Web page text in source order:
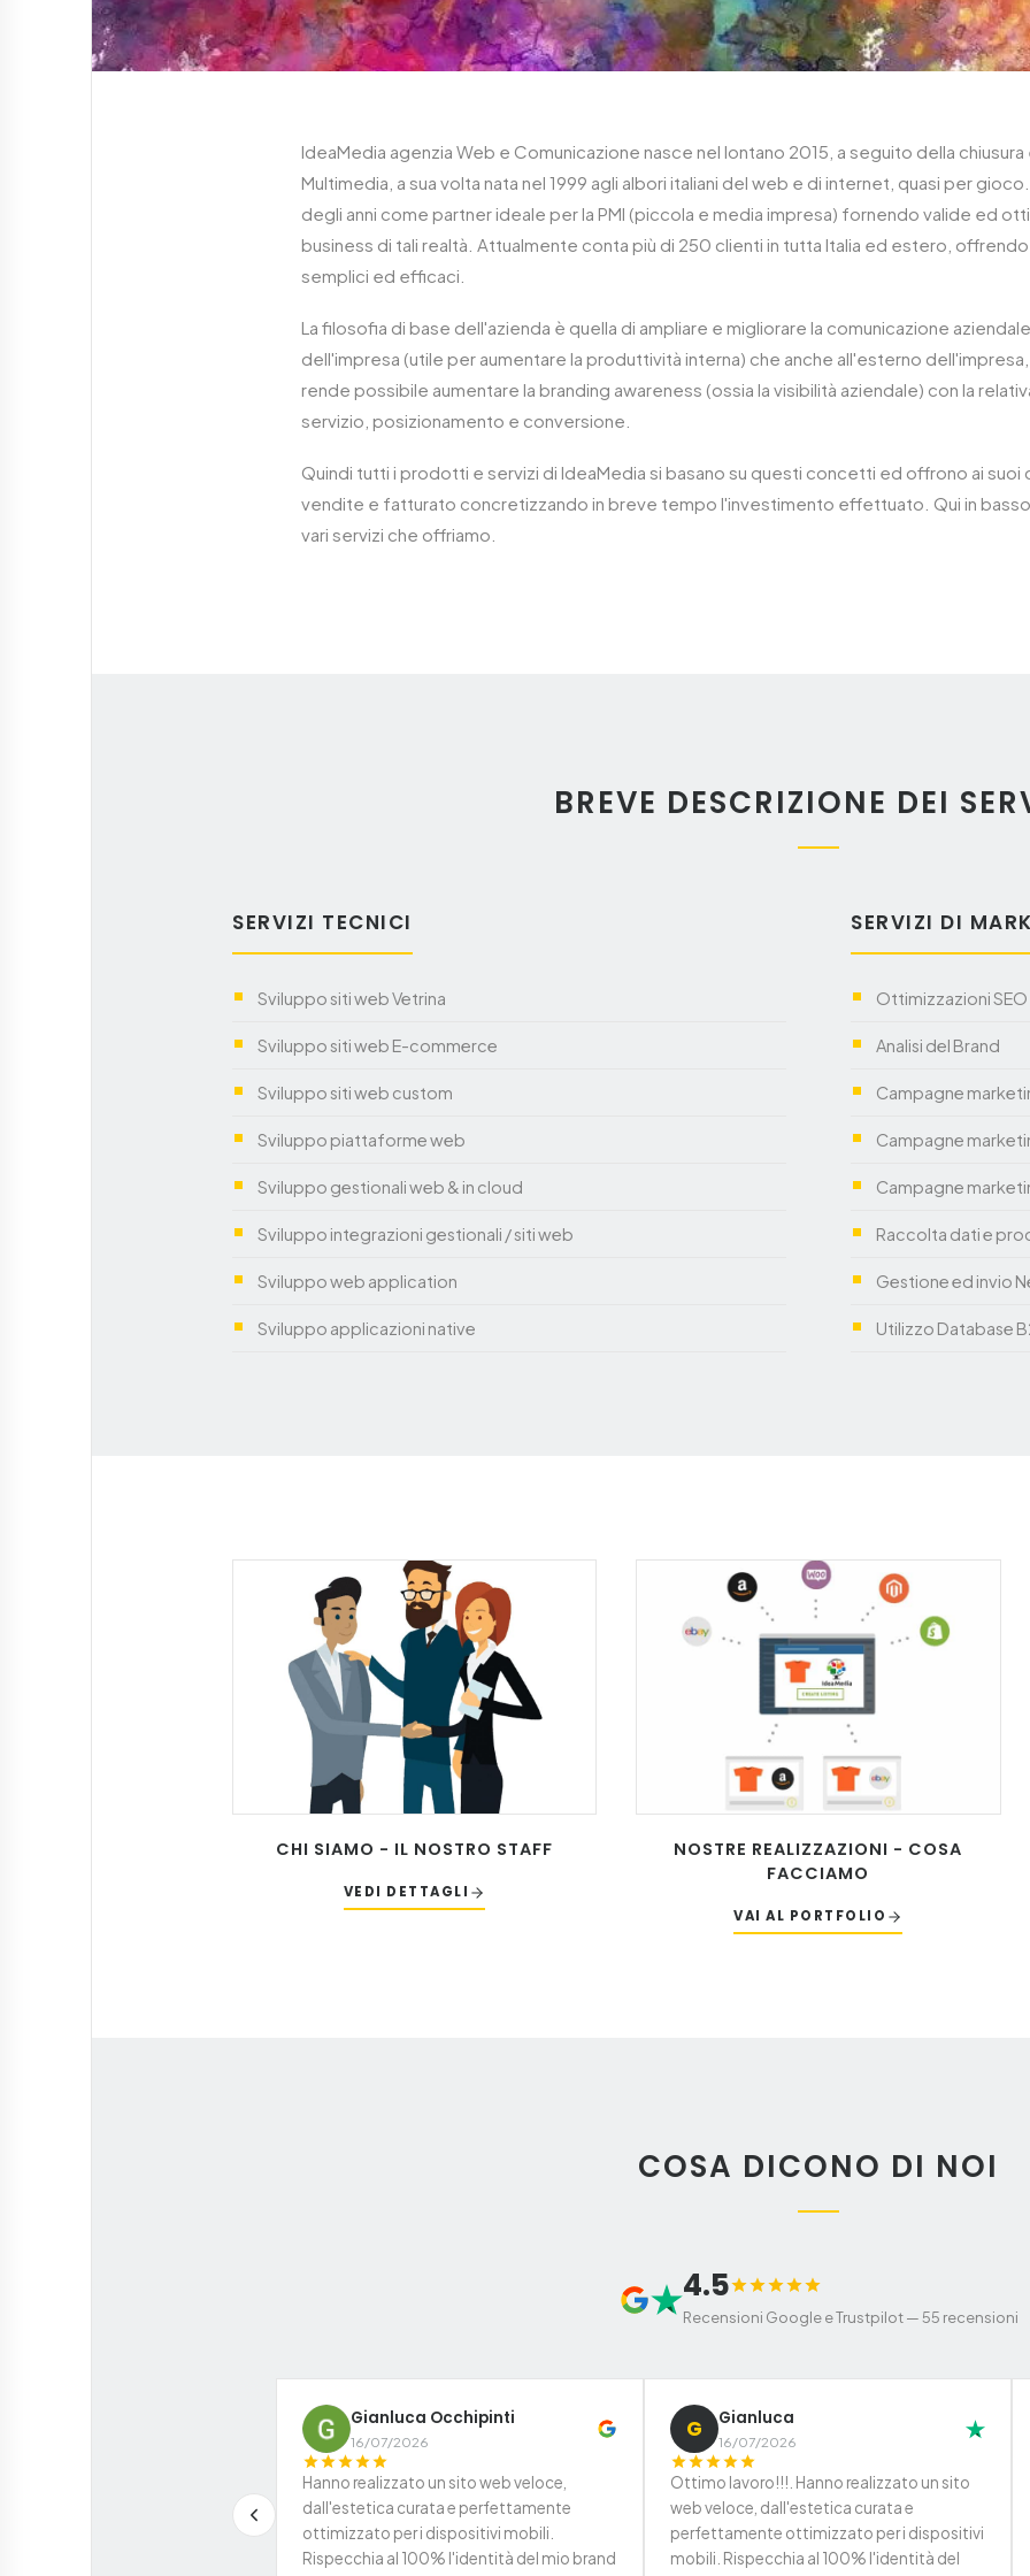
IdeaMedia agenzia Web e Comunicazione nasce nel lontano 2015, a seguito della
Multimedia, a sua volta nata nel 1999 agli albori italiani del web e di internet, quasi per
degli anni come partner ideale per la PMI (piccola e media impresa) fornendo valide ed
business di tali realtà. Attualmente conta più di 250 clienti in tutta Italia ed estero,
semplici ed efficaci.
La filosofia di base dell'azienda è quella di ampliare e migliorare la comunicazione
dell'impresa (utile per aumentare la produttività interna) che anche all'esterno
rende possibile aumentare la branding awareness (ossia la visibilità aziendale) con la
servizio, posizionamento e conversione.
Quindi tutti i prodotti e servizi di IdeaMedia si basano su questi concetti ed offrono ai suoi
vendite e fatturato concretizzando in breve tempo l'investimento effettuato. Qui in
vari servizi che offriamo.
BREVE DESCRIZIONE DEI
SERVIZI TECNICI
Sviluppo siti web Vetrina
Sviluppo siti web E-commerce
Sviluppo siti web custom
Sviluppo piattaforme web
Sviluppo gestionali web & in cloud
Sviluppo integrazioni gestionali / siti web
Sviluppo web application
Sviluppo applicazioni native
SERVIZI DI
Ottimizzazioni SEO
Analisi del Brand
Campagne
Campagne
Campagne
Raccolta dati e
Gestione ed invio
Utilizzo Database
CHI SIAMO - IL NOSTRO STAFF
VEDI DETTAGLI
NOSTRE REALIZZAZIONI - COSA
FACCIAMO
VAI AL PORTFOLIO
COSA DICONO DI NOI
4.5
Recensioni Google e Trustpilot—55 recensioni
Gianluca Occhipinti
16/07/2026
Hanno realizzato un sito web veloce,
dall'estetica curata e perfettamente
ottimizzato per i dispositivi mobili.
Rispecchia al 100% l'identità del mio brand
G Gianluca
16/07/2026
Ottimo lavoro!!!. Hanno realizzato un sito
web veloce, dall'estetica curata e
perfettamente ottimizzato per i dispositivi
mobili. Rispecchia al 100% l'identità del